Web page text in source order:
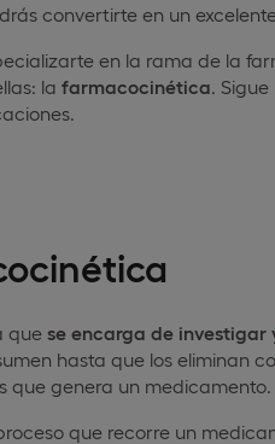
convertirte en un
en la rama de la
la farmacocinética .
que se encarga de investigar
hasta que los eliminan
que genera un medicamento.
que recorre un